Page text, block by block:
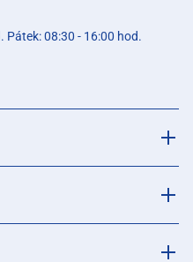
Pátek: 08:30 - 16:00 hod.